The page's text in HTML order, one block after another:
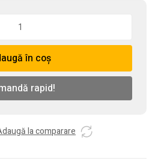
în coș
rapid!
la comparare